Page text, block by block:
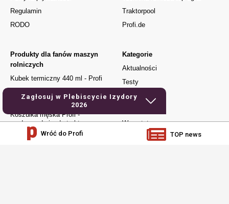
Zagłosuj w Plebiscycie Izydory
2026
Regulamin
RODO
Kategorie
Aktualności
Testy
Używane
Warsztat
Jak to działa
Produkty dla fanów maszyn
rolniczych
Kubek termiczny 440 ml - Profi
Kubek Urodzony do jazdy
traktorem
Koszulka męska Profi -
urodzony do jazdy traktorem
Czapka z daszkiem – Profi
Traktorpool
Profi.de
Wróć do Profi TOP news